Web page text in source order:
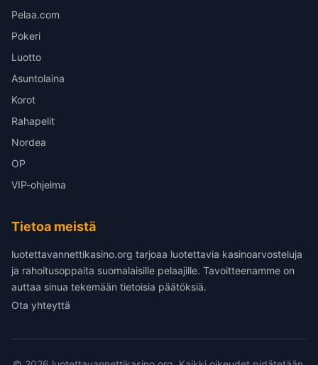
Pelaa.com
Pokeri
Luotto
Asuntolaina
Korot
Rahapelit
Nordea
OP
VIP-ohjelma
Tietoa meistä
luotettavannettikasino.org tarjoaa luotettavia kasinoarvosteluja
ja rahoitusoppaita suomalaisille pelaajille. Tavoitteenamme on
auttaa sinua tekemään tietoisia päätöksiä.
Ota yhteyttä